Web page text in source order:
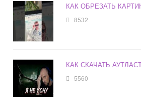
КАК ОБРЕЗАТЬ
8532
КАК СКАЧАТЬ
5560